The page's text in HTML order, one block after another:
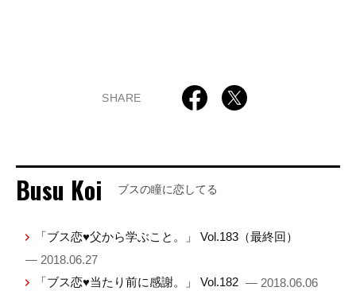
SHARE
Busu Koi ブスの瞳に恋してる
「ブス恋♥父から学ぶこと。」 Vol.183（最終回）
— 2018.06.27
「ブス恋♥当たり前に感謝。」 Vol.182 — 2018.06.06